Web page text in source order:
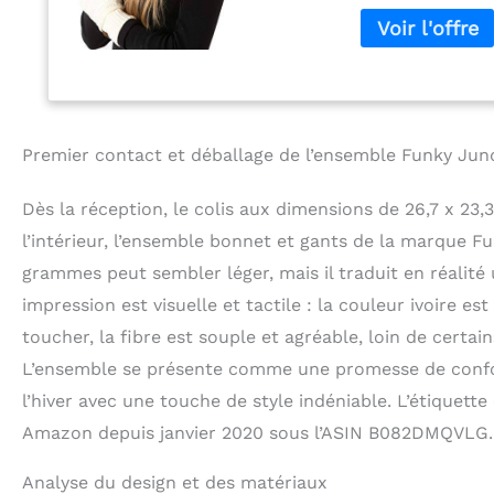
avec certains
des gilets, des
Quand le porter
marchant au
enfants Restez
randonnée
promenade
en patinage sur
de neige
confortable
sont 100 %
vous allez
en protégeant
Premier contact et déballage de l’ensemble Funky
Dès la réception, le colis aux dimensions de 26,7 x
l’intérieur, l’ensemble bonnet et gants de la marque
grammes peut sembler léger, mais il traduit en
impression est visuelle et tactile : la couleur ivoire
toucher, la fibre est souple et agréable, loin de
L’ensemble se présente comme une promesse de
l’hiver avec une touche de style indéniable.
Amazon depuis janvier 2020 sous l’ASIN B082DMQVLG.
Analyse du design et des matériaux